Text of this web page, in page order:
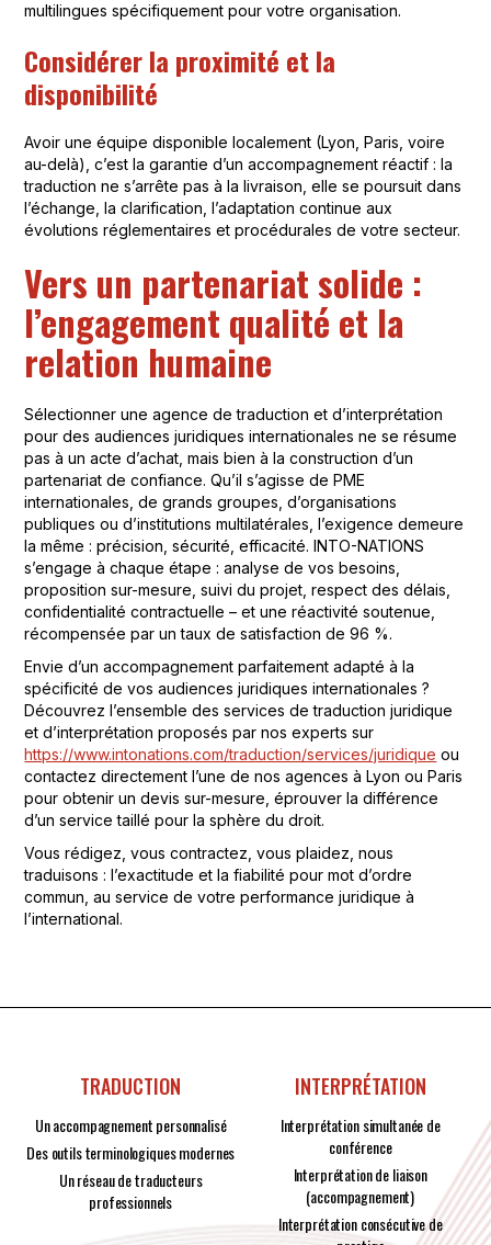
multilingues spécifiquement pour votre organisation.
Considérer la proximité et la
disponibilité
Avoir une équipe disponible localement (Lyon, Paris, voire
au-delà), c’est la garantie d’un accompagnement réactif : la
traduction ne s’arrête pas à la livraison, elle se poursuit dans
l’échange, la clarification, l’adaptation continue aux
évolutions réglementaires et procédurales de votre secteur.
Vers un partenariat solide :
l’engagement qualité et la
relation humaine
Sélectionner une agence de traduction et d’interprétation
pour des audiences juridiques internationales ne se résume
pas à un acte d’achat, mais bien à la construction d’un
partenariat de confiance. Qu’il s’agisse de PME
internationales, de grands groupes, d’organisations
publiques ou d’institutions multilatérales, l’exigence demeure
la même : précision, sécurité, efficacité. INTO-NATIONS
s’engage à chaque étape : analyse de vos besoins,
proposition sur-mesure, suivi du projet, respect des délais,
confidentialité contractuelle – et une réactivité soutenue,
récompensée par un taux de satisfaction de 96 %.
Envie d’un accompagnement parfaitement adapté à la
spécificité de vos audiences juridiques internationales ?
Découvrez l’ensemble des services de traduction juridique
et d’interprétation proposés par nos experts sur
https://www.intonations.com/traduction/services/juridique ou
contactez directement l’une de nos agences à Lyon ou Paris
pour obtenir un devis sur-mesure, éprouver la différence
d’un service taillé pour la sphère du droit.
Vous rédigez, vous contractez, vous plaidez, nous
traduisons : l’exactitude et la fiabilité pour mot d’ordre
commun, au service de votre performance juridique à
l’international.
TRADUCTION
Un accompagnement personnalisé
Des outils terminologiques modernes
Un réseau de traducteurs
professionnels
INTERPRÉTATION
Interprétation simultanée de
conférence
Interprétation de liaison
(accompagnement)
Interprétation consécutive de